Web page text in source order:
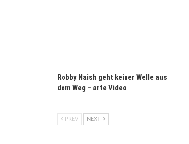
Robby Naish geht keiner Welle aus
dem Weg – arte Video
PREV NEXT